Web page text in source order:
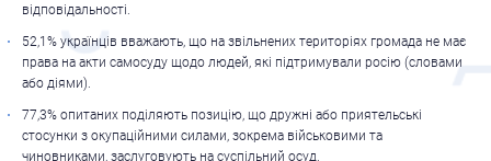
відповідальності.
52,1% українців вважають, що на звільнених територіях громада не має
права на акти самосуду щодо людей, які підтримували росію (словами
або діями).
77,3% опитаних поділяють позицію, що дружні або приятельські
стосунки з окупаційними силами, зокрема військовими та
чиновниками, заслуговують на суспільний осуд.